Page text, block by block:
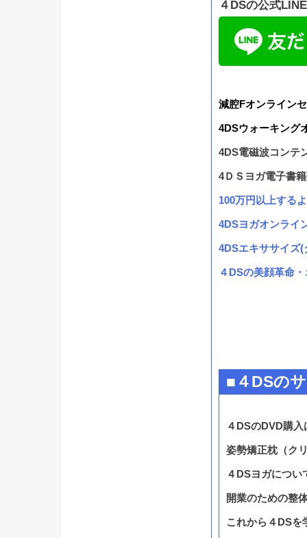
４DSの公式
減腔Fオンライン
4DSウォーキング
4DS電磁波コンテ
4ＤＳヨガ電子書
100万円以上する
4DSヨガオンライ
4DSエキササイズ
４DSの美顔革命
■４DSの
４DSのDVD購入
姿勢矯正枕（ク
４DSヨガについ
開業のための整
これから４DSを